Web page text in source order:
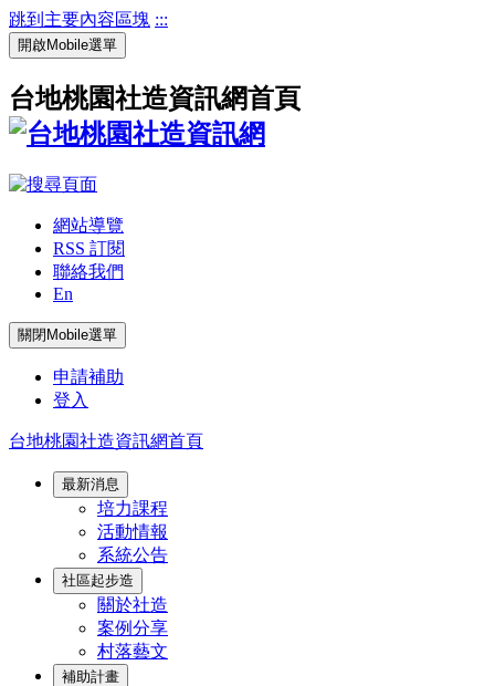
跳到主要內容區塊 :::
開啟Mobile選單
台地桃園社造資訊網首頁
網站導覽
RSS 訂閱
聯絡我們
En
關閉Mobile選單
申請補助
登入
台地桃園社造資訊網首頁
最新消息
培力課程
活動情報
系統公告
社區起步造
關於社造
案例分享
村落藝文
補助計畫